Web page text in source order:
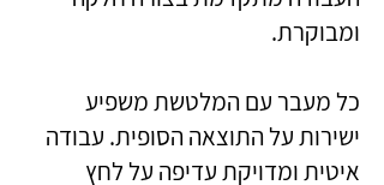
ומבוקרת.
כל מעבר עם המלטשת משפיע
ישירות על התוצאה הסופית. עבודה
איטית ומדויקת עדיפה על לחץ